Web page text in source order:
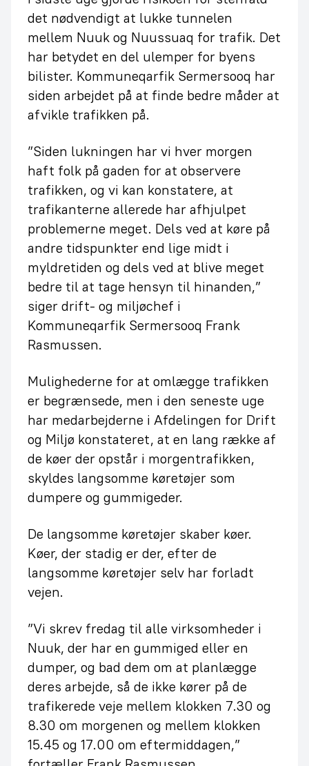
det nødvendigt at lukke tunnelen
mellem Nuuk og Nuussuaq for trafik. Det
har betydet en del ulemper for byens
bilister. Kommuneqarfik Sermersooq har
siden arbejdet på at finde bedre måder at
afvikle trafikken på.
”Siden lukningen har vi hver morgen
haft folk på gaden for at observere
trafikken, og vi kan konstatere, at
trafikanterne allerede har afhjulpet
problemerne meget. Dels ved at køre på
andre tidspunkter end lige midt i
myldretiden og dels ved at blive meget
bedre til at tage hensyn til hinanden,”
siger drift- og miljøchef i
Kommuneqarfik Sermersooq Frank
Rasmussen.
Mulighederne for at omlægge trafikken
er begrænsede, men i den seneste uge
har medarbejderne i Afdelingen for Drift
og Miljø konstateret, at en lang række af
de køer der opstår i morgentrafikken,
skyldes langsomme køretøjer som
dumpere og gummigeder.
De langsomme køretøjer skaber køer.
Køer, der stadig er der, efter de
langsomme køretøjer selv har forladt
vejen.
”Vi skrev fredag til alle virksomheder i
Nuuk, der har en gummiged eller en
dumper, og bad dem om at planlægge
deres arbejde, så de ikke kører på de
trafikerede veje mellem klokken 7.30 og
8.30 om morgenen og mellem klokken
15.45 og 17.00 om eftermiddagen,”